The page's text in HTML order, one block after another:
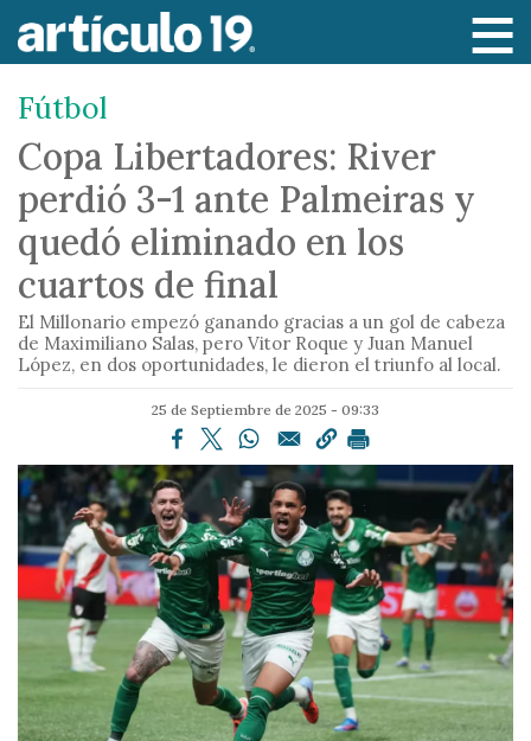
a
l
c
o
t
e
n
o
p
r
i
n
c
i
p
a
l
Fútbol
Copa Libertadores: River
perdió 3-1 ante Palmeiras y
quedó eliminado en los
cuartos de final
El Millonario empezó ganando gracias a un gol de cabeza
de Maximiliano Salas, pero Vitor Roque y Juan Manuel
López, en dos oportunidades, le dieron el triunfo al local.
25 de Septiembre de 2025 - 09:33